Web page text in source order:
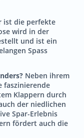
ist die perfekte
wird in der
und ist ein
Spass
Neben ihrem
faszinierende
Klappern durch
der niedlichen
Spar-Erlebnis
fördert auch die